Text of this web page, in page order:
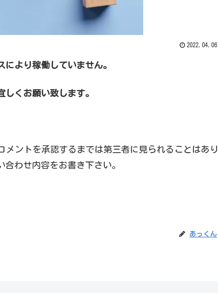
2022.04.06
より稼働していません。
くお願い致します。
ントを承認するまでは第三者に見られることはあり
わせ内容をお書き下さい。
あっくん